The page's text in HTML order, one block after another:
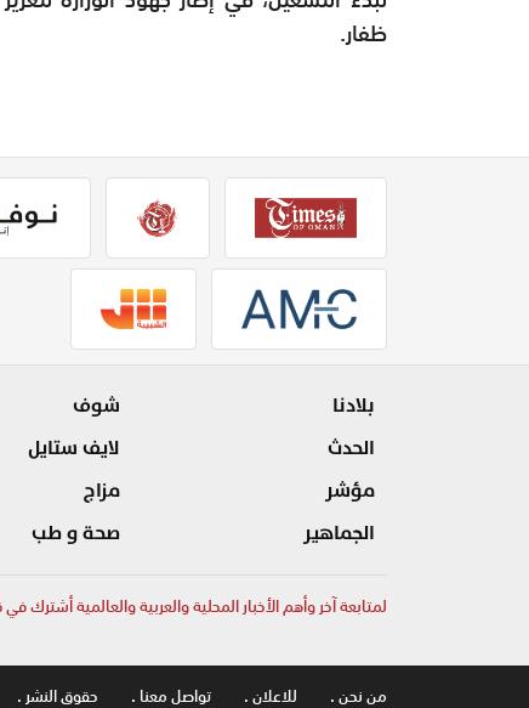
ظفار.
بلادنا
الحدث
مؤشر
الجماهير
شوف
لايف ستايل
مزاج
صحة و طب
لمتابعة آخر وأهم الأخبار المحلية والعربية والعالمية أشترك
من نحن .
للاعلان . تواصل معنا . حقوق النشر .